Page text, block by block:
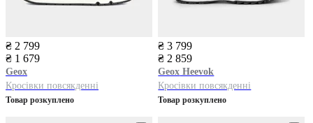
₴ 2 799
₴ 1 679
Geox
Кросівки повсякденні
Товар розкуплено
₴ 3 799
₴ 2 859
Geox Heevok
Кросівки повсякденні
Товар розкуплено